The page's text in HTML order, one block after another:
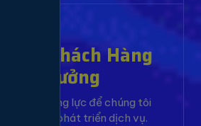
Khách Hàng
Tin Tưởng
bạn là động lực để chúng tôi
cải tiến và phát triển dịch vụ.